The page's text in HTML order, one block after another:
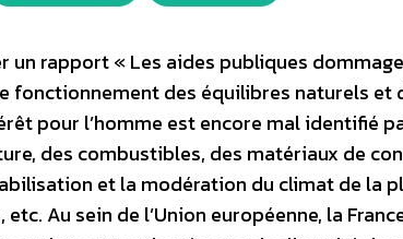
un rapport « Les aides publiques
des équilibres naturels et
pour l’homme est encore mal identifié
des combustibles, des matériaux de
et la modération du climat de la
Au sein de l’Union européenne, la